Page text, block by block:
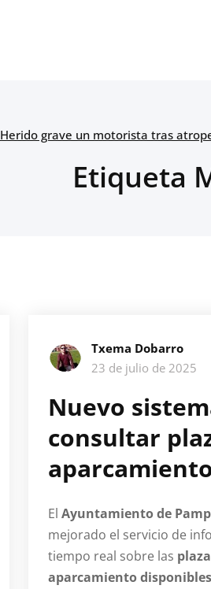
Herido grave un motorista tras
Etiqueta
Txema Dobarro
23 de julio de 2025
Nuevo
consultar
El Ayuntamiento de
mejorado el servicio de
tiempo real sobre las
aparcamiento disponibles